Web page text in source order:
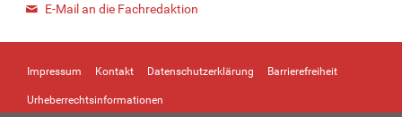
E-Mail an die Fachredaktion
Impressum Kontakt Datenschutzerklärung Barrierefreiheit
Urheberrechtsinformationen